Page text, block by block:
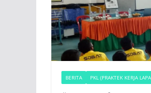
BERITA PKL (PRAKTEK KERJA